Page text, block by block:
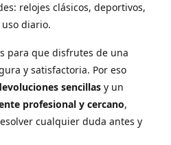
relojes clásicos, deportivos,
diario.
para que disfrutes de una
y satisfactoria. Por eso
sencillas y un
profesional y cercano,
cualquier duda antes y